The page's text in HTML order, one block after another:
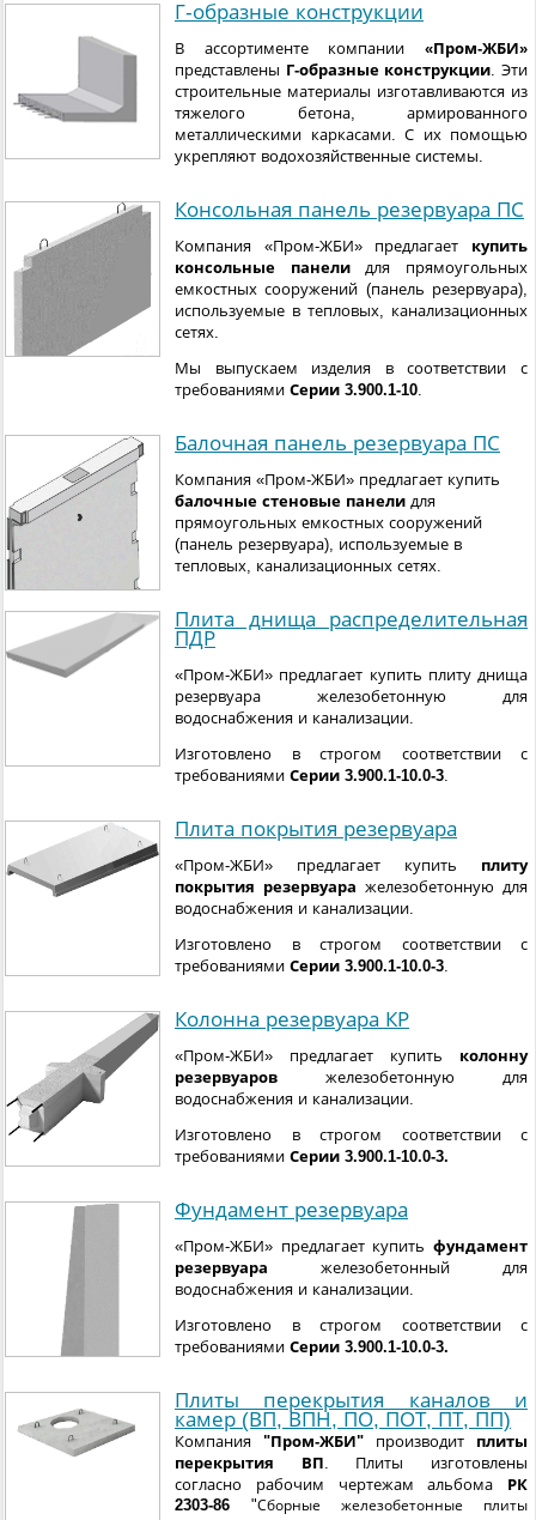
Г-образные конструкции
В ассортименте компании «Пром-ЖБИ»
представлены Г-образные конструкции. Эти
строительные материалы изготавливаются из
тяжелого бетона, армированного
металлическими каркасами. С их помощью
укрепляют водохозяйственные системы.
Консольная панель резервуара ПС
Компания «Пром-ЖБИ» предлагает купить
консольные панелидля прямоугольных
емкостных сооружений (панель резервуара),
используемые в тепловых, канализационных
сетях.
Мы выпускаем изделия в соответствии с
требованиями Серии 3.900.1-10.
Балочная панель резервуара ПС
Компания «Пром-ЖБИ» предлагает купить
балочные стеновые панели для
прямоугольных емкостных сооружений
(панель резервуара), используемые в
тепловых, канализационных сетях.
Плита днища распределительная
ПДР
«Пром-ЖБИ» предлагает купить плиту днища
резервуара железобетонную для
водоснабжения и канализации.
Изготовлено в строгом соответствии с
требованиями Серии 3.900.1-10.0-3.
Плита покрытия резервуара
«Пром-ЖБИ» предлагает купить плиту
покрытия резервуара железобетонную для
водоснабжения и канализации.
Изготовлено в строгом соответствии с
требованиями Серии 3.900.1-10.0-3.
Колонна резервуара КР
«Пром-ЖБИ» предлагает купить колонну
резервуаров железобетонную для
водоснабжения и канализации.
Изготовлено в строгом соответствии с
требованиями Серии 3.900.1-10.0-3.
Фундамент резервуара
«Пром-ЖБИ» предлагает купить фундамент
резервуара железобетонный для
водоснабжения и канализации.
Изготовлено в строгом соответствии с
требованиями Серии 3.900.1-10.0-3.
Плиты перекрытия каналов и
камер (ВП, ВПН, ПО, ПОТ, ПТ, ПП)
Компания "Пром-ЖБИ" производит плиты
перекрытия ВП. Плиты изготовлены
согласно рабочим чертежам альбома РК
2303-86
"Сборные железобетонные плиты